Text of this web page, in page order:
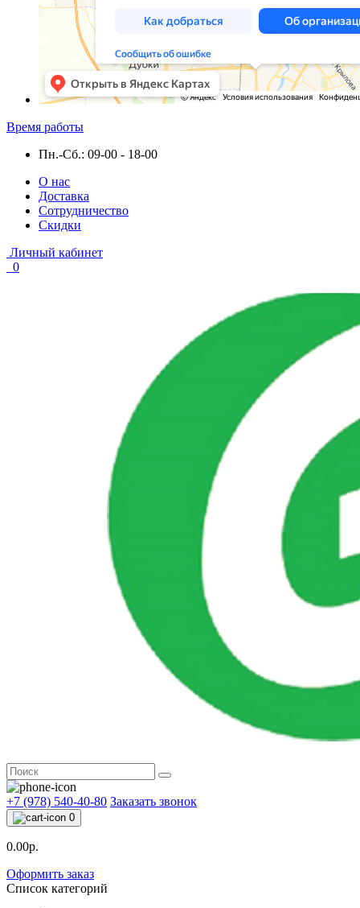
Время работы
Пн.-Сб.: 09-00 - 18-00
О нас
Доставка
Сотрудничество
Скидки
Личный кабинет
0
+7 (978) 540-40-80 Заказать звонок
0
0.00р.
Оформить заказ
Список категорий